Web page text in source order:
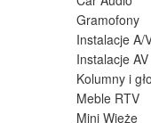
Gramofony
Instalacje A/
Instalacje
Kolumny i
Meble RTV
Mini Wieże